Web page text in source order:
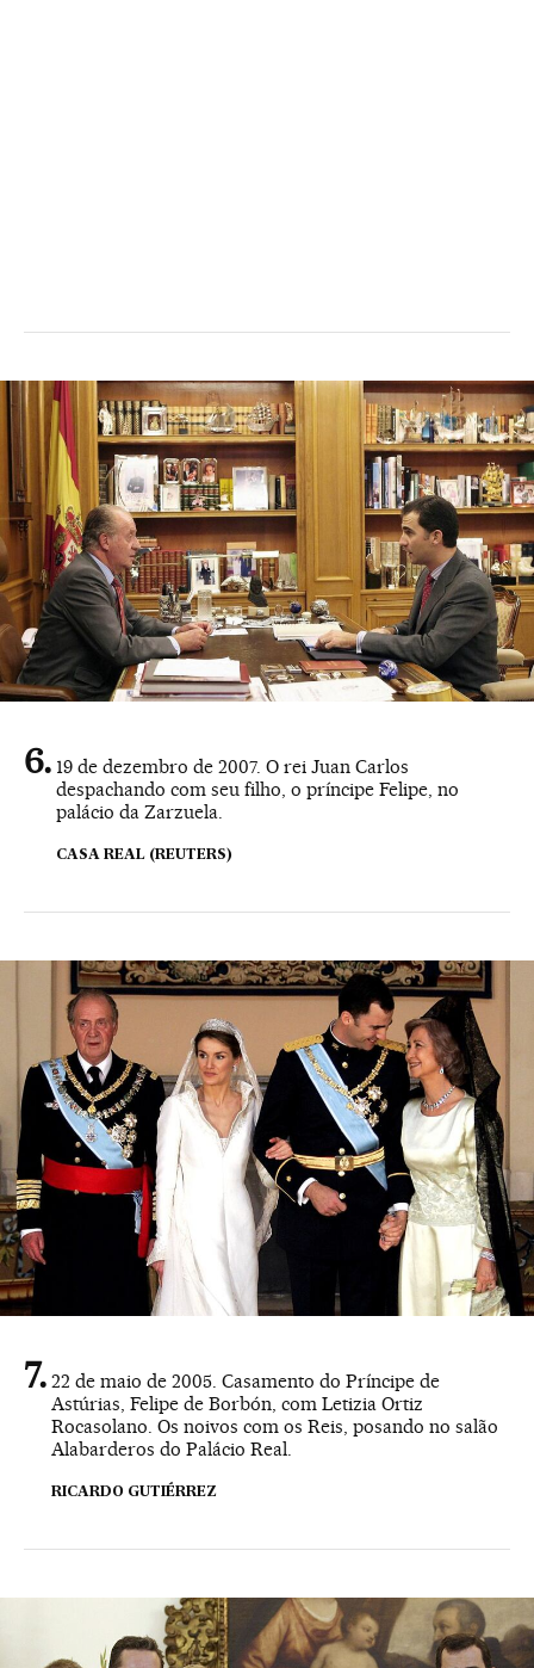
19 de dezembro de 2007. O rei Juan Carlos
despachando com seu filho, o príncipe Felipe, no
palácio da Zarzuela.
CASA REAL (REUTERS)
22 de maio de 2005. Casamento do Príncipe de
Astúrias, Felipe de Borbón, com Letizia Ortiz
Rocasolano. Os noivos com os Reis, posando no salão
Alabarderos do Palácio Real.
RICARDO GUTIÉRREZ